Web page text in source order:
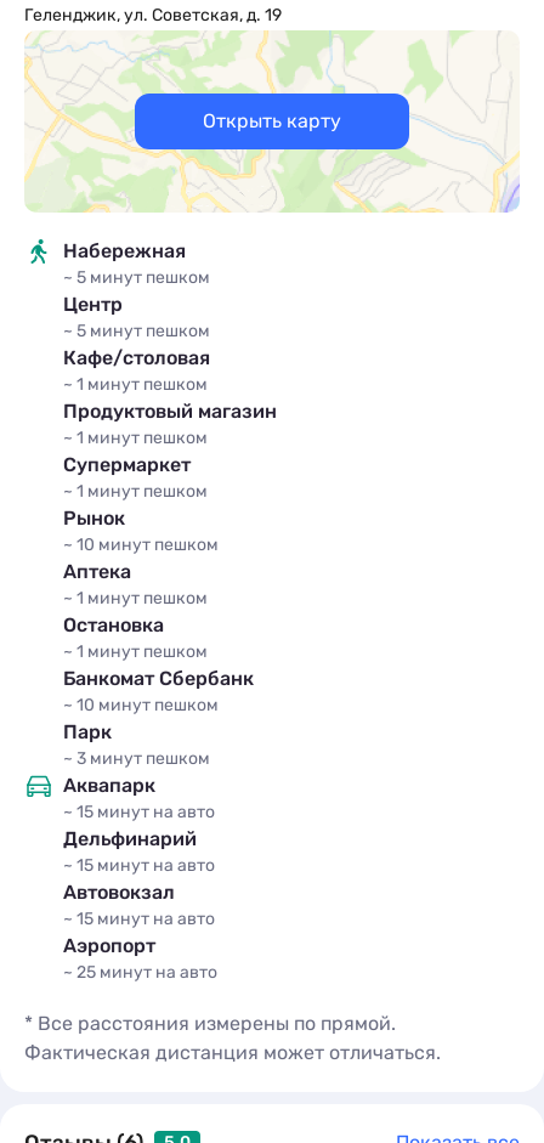
1 комната 2 места 20 м2
Кровати: 1 двуспальная кровать
Подробное описание
3-х местный улучшенный стандарт с
балконом
x3 кол-во гостей
1 комната
Кровати: 1 двуспальная кровать и 1 кресло-кровать
Подробное описание
Стандарт 2-х местный раздельные
кровати с балконом
x3кол-во гостей
1 комната 2 места
2 односпальные кровати и 1 кресло-
кровать
Геленджик, ул. Советская, д. 19
Открыть карту
Набережная
~ 5 минут пешком
Центр
~ 5 минут пешком
Кафе/столовая
~ 1 минут пешком
Продуктовый магазин
~ 1 минут пешком
Супермаркет
~ 1 минут пешком
Рынок
~ 10 минут пешком
Аптека
~ 1 минут пешком
Остановка
~ 1 минут пешком
Банкомат Сбербанк
~ 10 минут пешком
Парк
~ 3 минут пешком
Аквапарк
~ 15 минут на авто
Дельфинарий
~ 15 минут на авто
Автовокзал
~ 15 минут на авто
Аэропорт
~ 25 минут на авто
* Все расстояния измерены по прямой.
Фактическая дистанция может отличаться.